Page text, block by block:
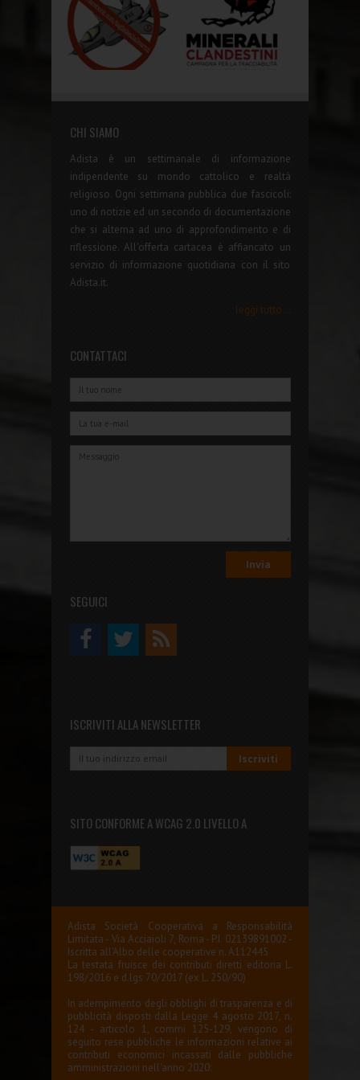
CHI SIAMO
Adista è un settimanale di informazione
indipendente su mondo cattolico e realtà
religioso. Ogni settimana pubblica due fascicoli:
uno di notizie ed un secondo di documentazione
che si alterna ad uno di approfondimento e di
riflessione. All'offerta cartacea è affiancato un
servizio di informazione quotidiana con il sito
Adista.it.
leggi tutto...
CONTATTACI
SEGUICI
ISCRIVITI ALLA NEWSLETTER
SITO CONFORME A WCAG 2.0 LIVELLO A
Adista Società Cooperativa a Responsabilità
Limitata - Via Acciaioli 7, Roma - P.I. 02139891002 -
Iscritta all'Albo delle cooperative n. A112445
La testata fruisce dei contributi diretti editoria L.
198/2016 e d.lgs 70/2017 (ex L. 250/90)
In adempimento degli obblighi di trasparenza e di
pubblicità disposti dalla Legge 4 agosto 2017, n.
124 - articolo 1, commi 125-129, vengono di
seguito rese pubbliche le informazioni relative ai
contributi economici incassati dalle pubbliche
amministrazioni nell'anno 2020: